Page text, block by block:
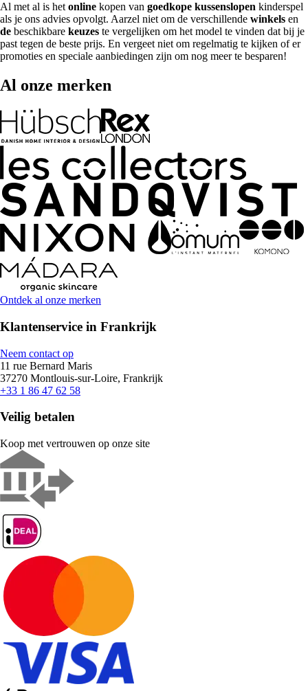
Al met al is hetonline kopen van goedkope kussenslopen kinderspel
als je ons advies opvolgt. Aarzel niet om de verschillende winkels en
de beschikbare keuzes te vergelijken om het model te vinden dat bij je
past tegen de beste prijs. En vergeet niet om regelmatig te kijken of er
promoties en speciale aanbiedingen zijn om nog meer te besparen!
Al onze merken
Ontdek al onze merken
Klantenservice in Frankrijk
Neem contact op
11 rue Bernard Maris
37270 Montlouis-sur-Loire, Frankrijk
+33 1 86 47 62 58
Veilig betalen
Koop met vertrouwen op onze site